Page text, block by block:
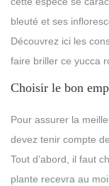
bleuté et ses
Découvrez ici les
faire briller ce yucca
Choisir le bon
Pour assurer la
devez tenir compte
Tout d’abord, il faut
plante recevra au